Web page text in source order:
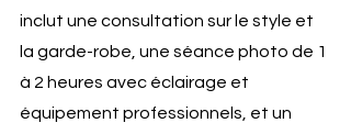
inclut une consultation sur le style et
la garde-robe, une séance photo de 1
à 2 heures avec éclairage et
équipement professionnels, et un